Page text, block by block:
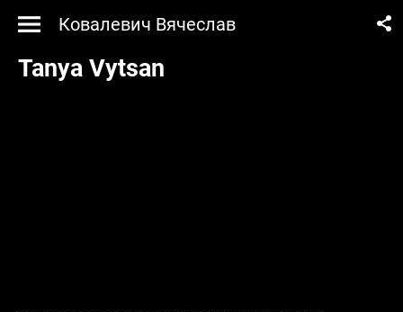
Ковалевич Вячеслав
Tanya Vytsan